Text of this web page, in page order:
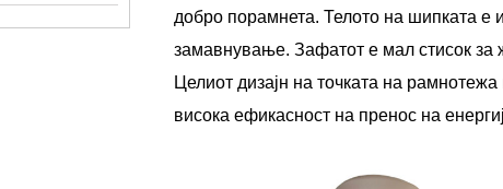
добро порамнета. Телото на шипката
замавнување. Зафатот е мал стисок за
Целиот дизајн на точката на
висока ефикасност на пренос на